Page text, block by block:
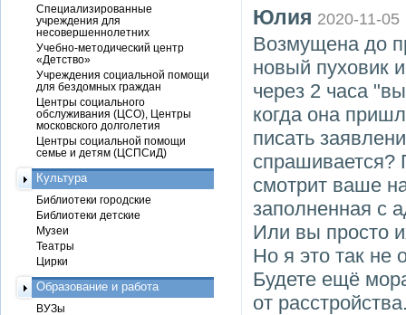
Юлия 2020-11-05
Возмущена до
новый пуховик
через 2 часа
когда она
писать
спрашивается?
смотрит ваше
заполненная с
Или вы просто
Но я это так не
Будете ещё
от
Специализированные
учреждения для
несовершеннолетних
Учебно-методический центр
«Детство»
Учреждения социальной помощи
для бездомных граждан
Центры социального
обслуживания (ЦСО), Центры
московского долголетия
Центры социальной помощи
семье и детям (ЦСПСиД)
Культура
Библиотеки городские
Библиотеки детские
Музеи
Театры
Цирки
Образование и работа
ВУЗы